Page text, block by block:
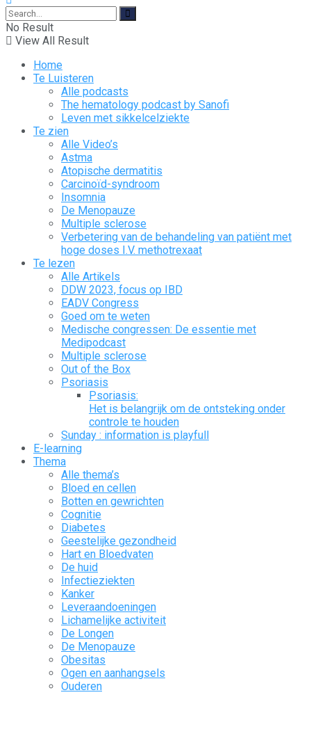
No Result
View All Result
Home
Te Luisteren
Alle podcasts
The hematology podcast by Sanofi
Leven met sikkelcelziekte
Te zien
Alle Video’s
Astma
Atopische dermatitis
Carcinoïd-syndroom
Insomnia
De Menopauze
Multiple sclerose
Verbetering van de behandeling van patiënt met
hoge doses I.V. methotrexaat
Te lezen
Alle Artikels
DDW 2023, focus op IBD
EADV Congress
Goed om te weten
Medische congressen: De essentie met
Medipodcast
Multiple sclerose
Out of the Box
Psoriasis
Psoriasis:
Het is belangrijk om de ontsteking onder
controle te houden
Sunday : information is playfull
E-learning
Thema
Alle thema’s
Bloed en cellen
Botten en gewrichten
Cognitie
Diabetes
Geestelijke gezondheid
Hart en Bloedvaten
De huid
Infectieziekten
Kanker
Leveraandoeningen
Lichamelijke activiteit
De Longen
De Menopauze
Obesitas
Ogen en aanhangsels
Ouderen